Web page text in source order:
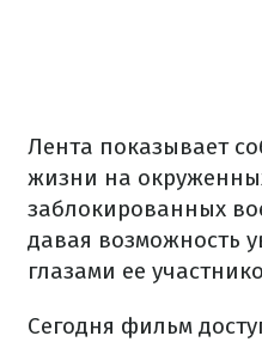
Лента показывает
жизни на
заблокированных
давая возможность
глазами ее
Сегодня фильм